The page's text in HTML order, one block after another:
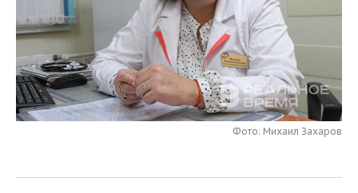
ОПК
ЭНЕРГЕТИКА
ТРАНСПОРТ
УСЛУГИ
IT
МЕДИА
ТЕЛЕКОММУНИКАЦИИ
НОВОСТИ МЕРОПРИЯТИЙ
ВЫЕЗДНАЯ РЕДАКЦИЯ
БИЗНЕС-БРАНЧИ
СПОРТ
НОВОСТИ СПОРТА
ФУТБОЛ
ОБЩЕСТВО
НОВОСТИ ОБЩЕСТВА
ФОТОГАЛЕРЕЯ
Фото: Михаил Захаров